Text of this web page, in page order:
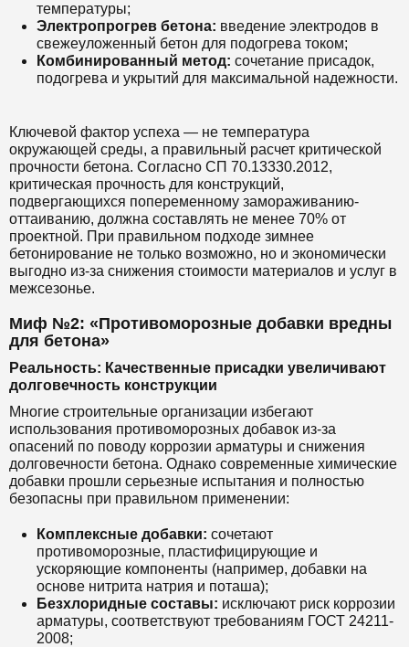
температуры;
Электропрогрев бетона: введение электродов в
свежеуложенный бетон для подогрева током;
Комбинированный метод: сочетание присадок,
подогрева и укрытий для максимальной надежности.
Ключевой фактор успеха — не температура
окружающей среды, а правильный расчет критической
прочности бетона. Согласно СП 70.13330.2012,
критическая прочность для конструкций,
подвергающихся попеременному замораживанию-
оттаиванию, должна составлять не менее 70% от
проектной. При правильном подходе зимнее
бетонирование не только возможно, но и экономически
выгодно из-за снижения стоимости материалов и услуг в
межсезонье.
Миф №2: «Противоморозные добавки вредны
для бетона»
Реальность: Качественные присадки увеличивают
долговечность конструкции
Многие строительные организации избегают
использования противоморозных добавок из-за
опасений по поводу коррозии арматуры и снижения
долговечности бетона. Однако современные химические
добавки прошли серьезные испытания и полностью
безопасны при правильном применении:
Комплексные добавки: сочетают
противоморозные, пластифицирующие и
ускоряющие компоненты (например, добавки на
основе нитрита натрия и поташа);
Безхлоридные составы: исключают риск коррозии
арматуры, соответствуют требованиям ГОСТ 24211-
2008;